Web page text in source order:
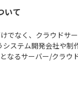
いて
でなく、クラウドサ
ステム開発会社や
なるサーバー/クラ